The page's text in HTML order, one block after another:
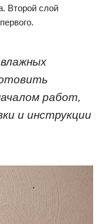
Второй слой
работ,
и инструкции